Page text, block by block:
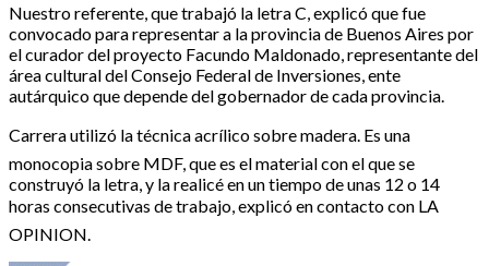
Nuestro referente, que trabajó la letra C, explicó que fue
convocado para representar a la provincia de Buenos Aires por
el curador del proyecto Facundo Maldonado, representante del
área cultural del Consejo Federal de Inversiones, ente
autárquico que depende del gobernador de cada provincia.
Carrera utilizó la técnica acrílico sobre madera. Es una
monocopia sobre MDF, que es el material con el que se
construyó la letra, y la realicé en un tiempo de unas 12 o 14
horas consecutivas de trabajo, explicó en contacto con LA
OPINION.